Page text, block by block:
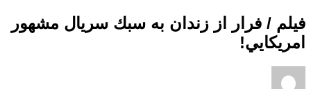
فیلم / فرار از زندان به سبك سريال مشهور
امريكايي!